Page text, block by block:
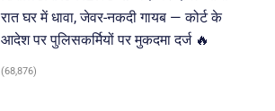
रात घर में धावा, जेवर-नकदी गायब — कोर्ट के
आदेश पर पुलिसकर्मियों पर मुकदमा दर्ज 🔥
(68,876)